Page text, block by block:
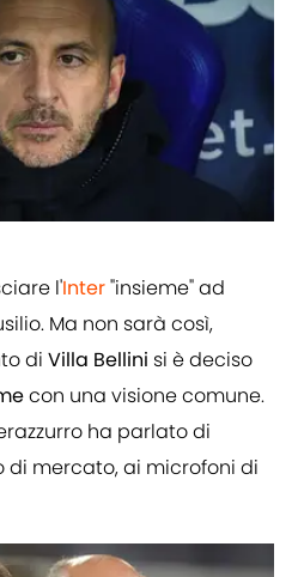
l'Inter"insieme" ad
Ma non sarà così,
di Villa Bellini si è deciso
con una visione comune.
ha parlato di
mercato, ai microfoni di